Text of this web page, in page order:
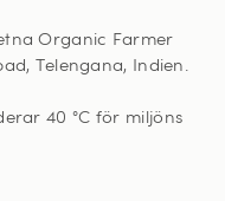
Organic Farmer
Telengana, Indien.
40 °C för miljöns